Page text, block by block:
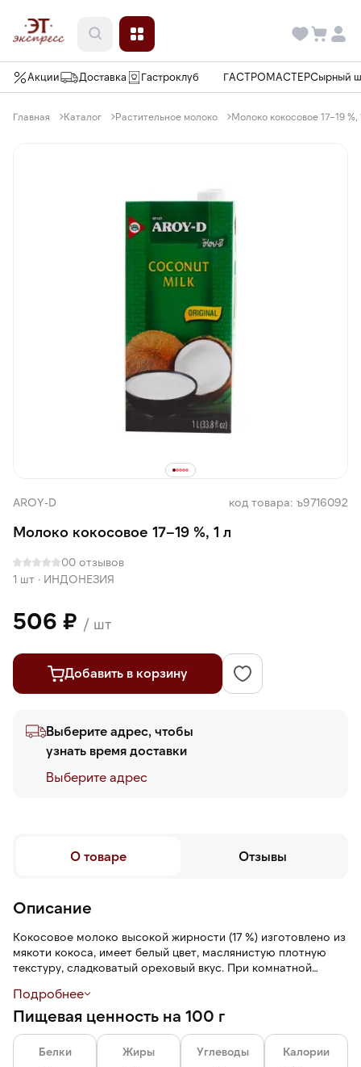
Акции Доставка Гастроклуб ГАСТРОМАСТЕРСырный
Главная Каталог Растительное молоко Молоко кокосовое 17–19 %,
AROY-D код товара: ъ9716092
Молоко кокосовое 17–19 %, 1 л
00 отзывов
1 шт · ИНДОНЕЗИЯ
506 ₽ / шт
Добавить в корзину
Выберите адрес, чтобы
узнать время доставки
Выберите адреc
О товаре Отзывы
Описание
Кокосовое молоко высокой жирности (17 %) изготовлено из
мякоти кокоса, имеет белый цвет, маслянистую плотную
текстуру, сладковатый ореховый вкус. При комнатной
при охлаждении загустевает. Можно использовать вместо
коровьего молока.
Подробнее
Пищевая ценность на 100 г
Белки Жиры Углеводы Калории